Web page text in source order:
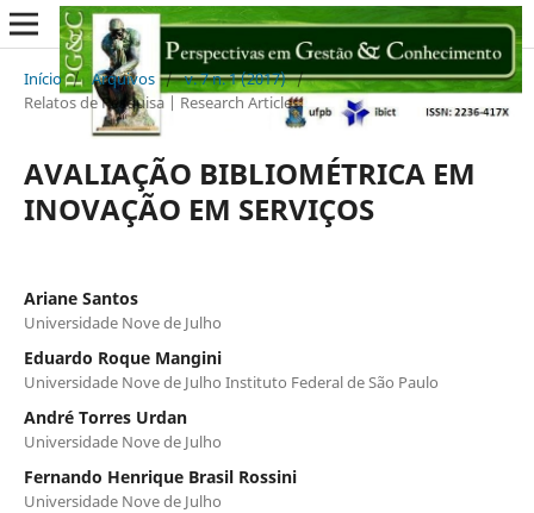
Início / Arquivos / v. 7 n. 1 (2017) /
Relatos de Pesquisa | Research Articles
AVALIAÇÃO BIBLIOMÉTRICA EM
INOVAÇÃO EM SERVIÇOS
Ariane Santos
Universidade Nove de Julho
Eduardo Roque Mangini
Universidade Nove de Julho Instituto Federal de São Paulo
André Torres Urdan
Universidade Nove de Julho
Fernando Henrique Brasil Rossini
Universidade Nove de Julho